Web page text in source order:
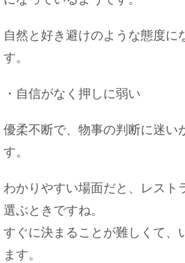
自然と好き避けのような態度に
す。
・自信がなく押しに弱い
優柔不断で、物事の判断に迷い
す。
わかりやすい場面だと、レスト
選ぶときですね。
すぐに決まることが難しくて、
ます。